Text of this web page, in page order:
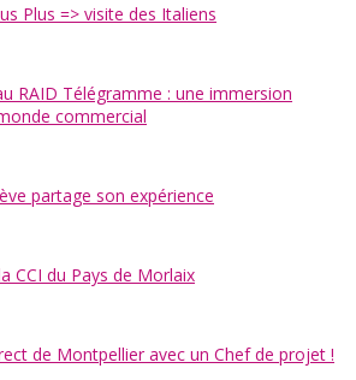
Plus => visite des Italiens
RAID Télégramme : une immersion
commercial
partage son expérience
CCI du Pays de Morlaix
de Montpellier avec un Chef de projet !